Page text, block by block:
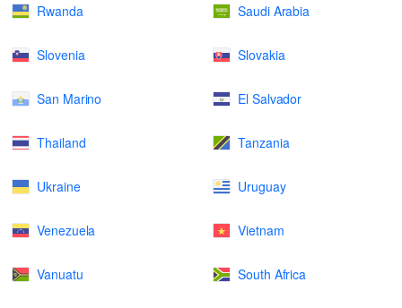
Rwanda Saudi Arabia
Slovenia Slovakia
San Marino El Salvador
Thailand Tanzania
Ukraine Uruguay
Venezuela Vietnam
Vanuatu South Africa